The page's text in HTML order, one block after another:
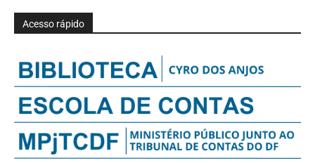
Acesso rápido